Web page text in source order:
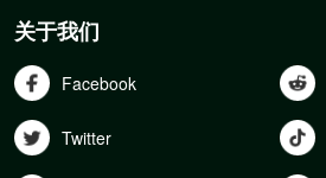
关于我们
Facebook
Twitter